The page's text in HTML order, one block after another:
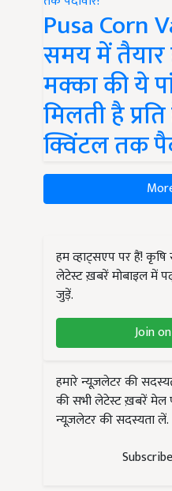
Pusa Corn
समय में तैयार
मक्का की ये
मिलती है
क्विंटल तक
हम व्हाट्सएप पर हैं!
लेटेस्ट ख़बरें मोबाइल में
जुड़ें.
Join
हमारे न्यूज़लेटर की
की सभी लेटेस्ट ख़बरें मेल
न्यूज़लेटर की सदस्यता लें.